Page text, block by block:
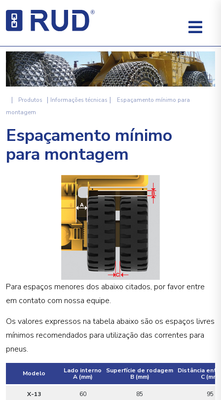
| Produtos | Informações técnicas |
Espaçamento mínimo para
montagem
Espaçamento mínimo
para montagem
Para espaços menores dos abaixo citados, por favor entre
em contato com nossa equipe.
Os valores expressos na tabela abaixo são os espaços livres
mínimos recomendados para utilização das correntes para
pneus.
Modelo
Lado interno
A (mm)
Superfície de rodagem
B (mm)
Distância
C (mm)
X-13 60 85 95